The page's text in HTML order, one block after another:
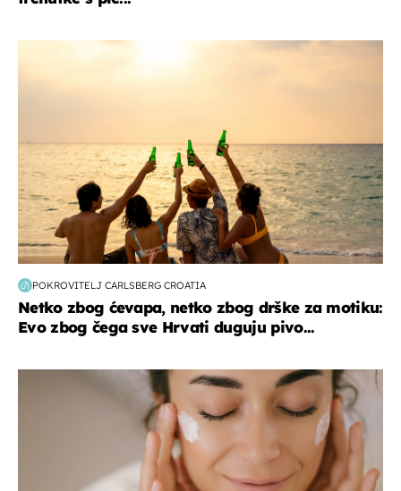
POKROVITELJ CARLSBERG CROATIA
Netko zbog ćevapa, netko zbog drške za motiku:
Evo zbog čega sve Hrvati duguju pivo...
moda & ljepota